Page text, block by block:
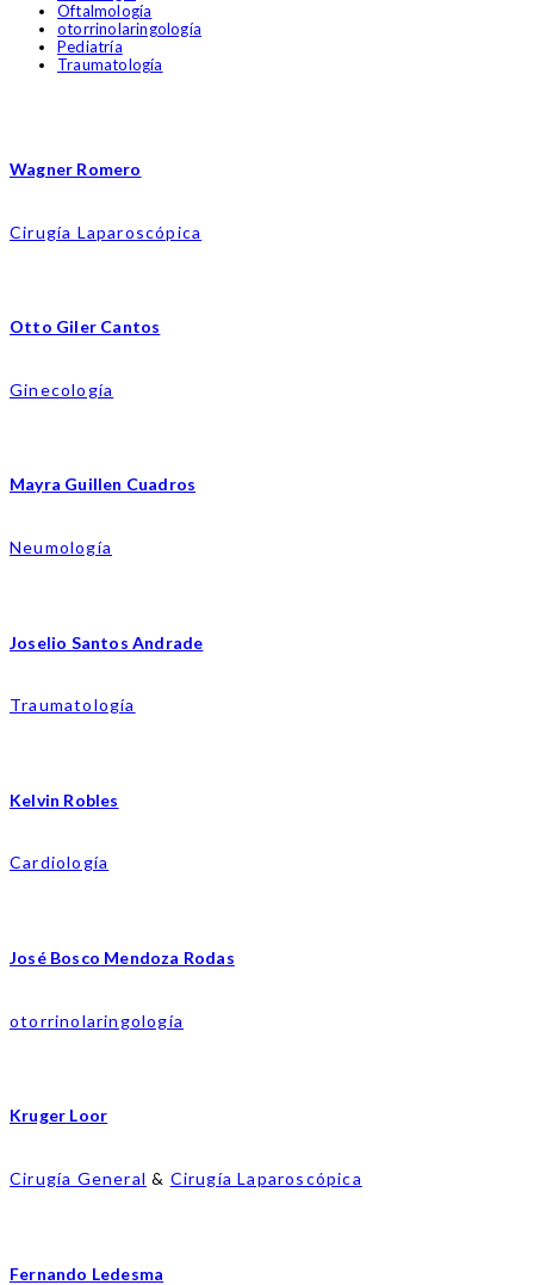
Oftalmología
otorrinolaringología
Pediatría
Traumatología
Wagner Romero
Cirugía Laparoscópica
Otto Giler Cantos
Ginecología
Mayra Guillen Cuadros
Neumología
Joselio Santos Andrade
Traumatología
Kelvin Robles
Cardiología
José Bosco Mendoza Rodas
otorrinolaringología
Kruger Loor
Cirugía General & Cirugía Laparoscópica
Fernando Ledesma